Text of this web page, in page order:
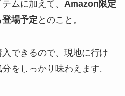
ムに加えて、 Amazon限定
場予定 とのこと。
できるので、現地に行け
をしっかり味わえます。